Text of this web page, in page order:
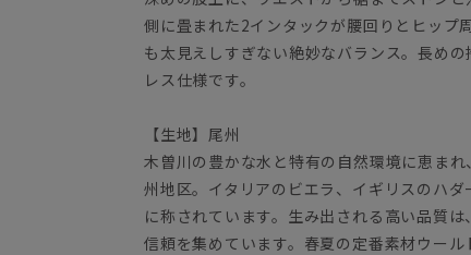
側に畳まれた2インタックが腰回りとヒップ
も太見えしすぎない絶妙なバランス。長め
レス仕様です。
【生地】尾州
木曽川の豊かな水と特有の自然環境に恵ま
州地区。イタリアのビエラ、イギリスのハ
に称されています。生み出される高い品質
信頼を集めています。春夏の定番素材ウー